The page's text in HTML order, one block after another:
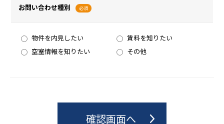
お問い合わせ種別 必須
物件を内見したい
賃料を知りたい
空室情報を知りたい
その他